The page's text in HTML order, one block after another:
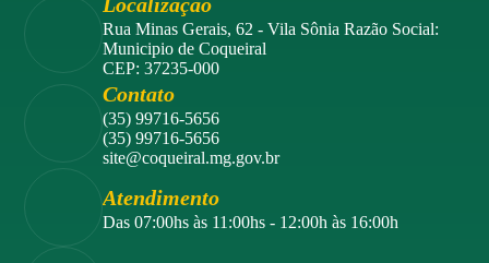
Rua Minas Gerais, 62 - Vila Sônia Razão Social:
Municipio de Coqueiral
CEP: 37235-000
Contato
(35) 99716-5656
(35) 99716-5656
site@coqueiral.mg.gov.br
Atendimento
Das 07:00hs às 11:00hs - 12:00h às 16:00h